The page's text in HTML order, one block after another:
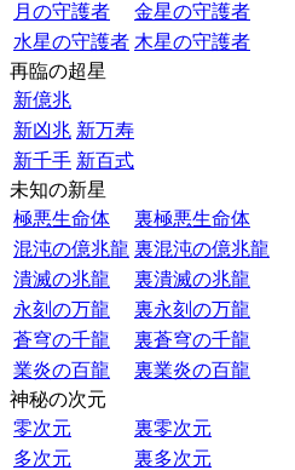
月の守護者
金星の守護者
水星の守護者 木星の守護者
再臨の超星
新億兆
新凶兆 新万寿
新千手 新百式
未知の新星
極悪生命体
裏極悪生命体
混沌の億兆龍 裏混沌の億兆龍
潰滅の兆龍
裏潰滅の兆龍
永刻の万龍
裏永刻の万龍
蒼穹の千龍
裏蒼穹の千龍
業炎の百龍
裏業炎の百龍
神秘の次元
零次元
裏零次元
多次元
裏多次元